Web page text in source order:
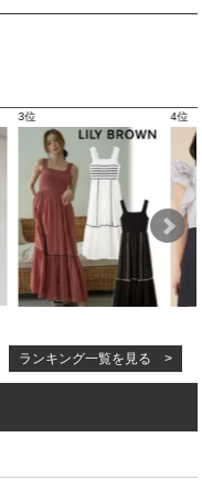
ランキング一覧を見る >